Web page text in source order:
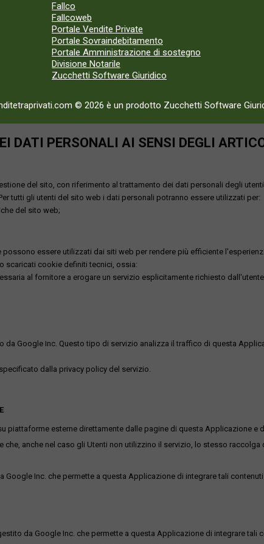
Fallco
Fallcoweb
Portale Vendite Private
Portale Sovraindebitamento
Portale Amministrazione di sostegno
Divisione Notarile
Zucchetti Software Giuridico
© 2026 è un prodotto Zucchetti Software
DATI PERSONALI AI SENSI DEGLI
del sito, con riferimento al trattamento dei dati personali degli
tutti gli utenti del sito web i dati personali potranno essere utilizzati per:
del sito web;
essere utilizzati dai siti web per rendere più efficiente
scaricati cookie definiti tecnici, ossia:
al fornitore a erogare un servizio esplicitamente richiesto
da Google Inc. Questo tipo di servizio analizza il traffico di questa
dalla privacy policy del servizio.
piattaforme esterne direttamente dalle pagine di questa Applicazione e
anche nel caso gli Utenti non utilizzino il servizio, lo stesso
Inc. che permette a questa Applicazione di integrare tali
da Google Inc. che permette a questa Applicazione di integrare tali